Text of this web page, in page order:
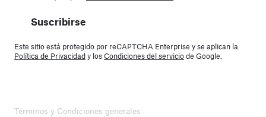
Suscribirse
Este sitio está protegido por reCAPTCHA Enterprise y se aplican la
Política de Privacidady losCondiciones del serviciode Google.
Términos y Condiciones generales